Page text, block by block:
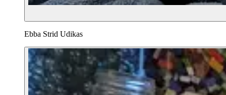
Ebba Strid Udikas